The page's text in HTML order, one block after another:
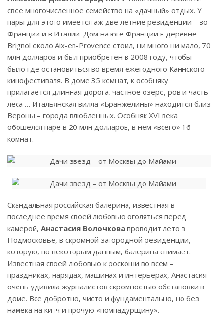
свое многочисленное семейство на «дачный» отдых. У
пары для этого имеется аж две летние резиденции – во
Франции и в Италии. Дом на юге Франции в деревне
Brignol около Aix-en-Provence стоил, ни много ни мало, 70
млн долларов и был приобретен в 2008 году, чтобы
было где остановиться во время ежегодного Каннского
кинофестиваля. В доме 35 комнат, к особняку
прилагается длинная дорога, частное озеро, ров и часть
леса … Итальянская вилла «Бранжелины» находится близ
Вероны – города влюбленных. Особняк XVI века
обошелся паре в 20 млн долларов, в нем «всего» 16
комнат.
Скандальная российская балерина, известная в
последнее время своей любовью оголяться перед
камерой, Анастасия Волочкова проводит лето в
Подмосковье, в скромной загородной резиденции,
которую, по некоторым данным, балерина снимает.
Известная своей любовью к роскоши во всем –
праздниках, нарядах, машинах и интерьерах, Анастасия
очень удивила журналистов скромностью обстановки в
доме. Все добротно, чисто и фундаментально, но без
намека на китч и прочую «помпадурщину».